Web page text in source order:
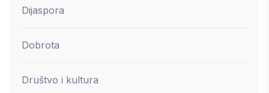
Dijaspora
Dobrota
Društvo i kultura